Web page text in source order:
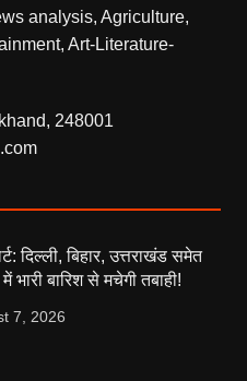
analysis, Agriculture,
Art-Literature-
248001
दिल्ली, बिहार, उत्तराखंड समेत
भारी बारिश से मचेगी तबाही!
7, 2026